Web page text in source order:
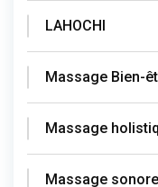
LAHOCHI
Massage Bien-
Massage
Massage